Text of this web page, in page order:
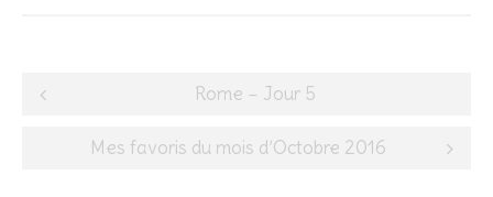
Post
navigation
Rome – Jour 5
Mes favoris du mois d’Octobre 2016